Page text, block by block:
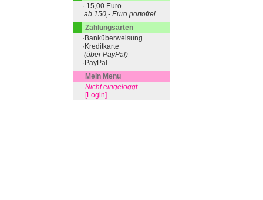
· 15,00 Euro
ab 150,- Euro portofrei
Zahlungsarten
·Banküberweisung
·Kreditkarte
(über PayPal)
·PayPal
Mein Menu
Nicht eingeloggt
[Login]